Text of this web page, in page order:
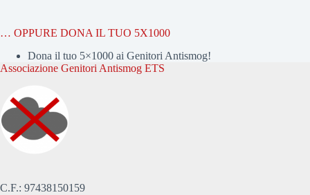
… OPPURE DONA IL TUO 5X1000
Dona il tuo 5×1000 ai Genitori Antismog!
Associazione Genitori Antismog ETS
C.F.: 97438150159